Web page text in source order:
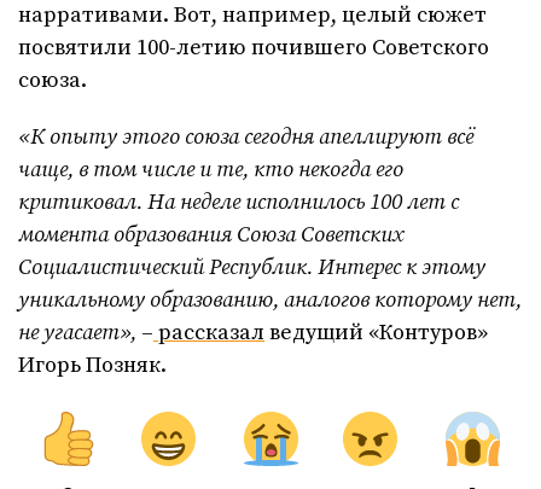
нарративами. Вот, например, целый сюжет
посвятили 100-летию почившего Советского
союза.
«К опыту этого союза сегодня апеллируют всё
чаще, в том числе и те, кто некогда его
критиковал. На неделе исполнилось 100 лет с
момента образования Союза Советских
Социалистический Республик. Интерес к этому
уникальному образованию, аналогов которому нет,
не угасает», – рассказал ведущий «Контуров»
Игорь Позняк.